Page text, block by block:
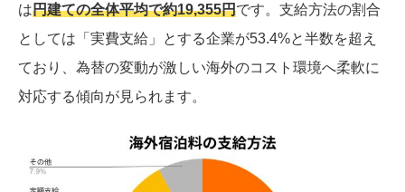
は円建ての全体平均で約19,355円です。支給方法の割合
としては「実費支給」とする企業が53.4%と半数を超え
ており、為替の変動が激しい海外のコスト環境へ柔軟に
対応する傾向が見られます。